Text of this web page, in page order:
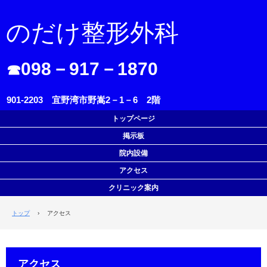
のだけ整形外科
☎098－917－1870
901-2203 宜野湾市野嵩2－1－6 2階
トップページ
掲示板
院内設備
アクセス
クリニック案内
トップ › アクセス
アクセス